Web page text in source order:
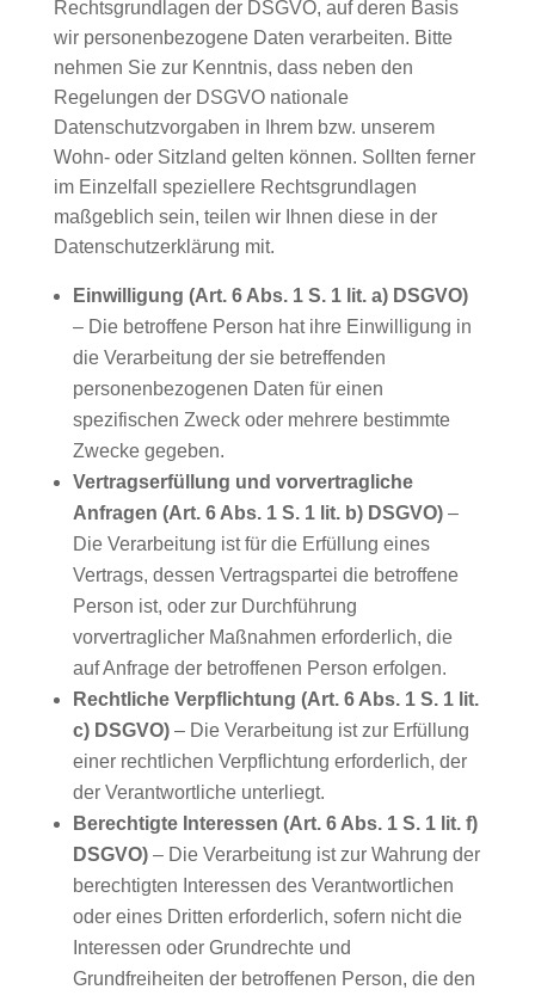
Rechtsgrundlagen der DSGVO, auf deren Basis
wir personenbezogene Daten verarbeiten. Bitte
nehmen Sie zur Kenntnis, dass neben den
Regelungen der DSGVO nationale
Datenschutzvorgaben in Ihrem bzw. unserem
Wohn- oder Sitzland gelten können. Sollten ferner
im Einzelfall speziellere Rechtsgrundlagen
maßgeblich sein, teilen wir Ihnen diese in der
Datenschutzerklärung mit.
Einwilligung (Art. 6 Abs. 1 S. 1 lit. a) DSGVO)
– Die betroffene Person hat ihre Einwilligung in
die Verarbeitung der sie betreffenden
personenbezogenen Daten für einen
spezifischen Zweck oder mehrere bestimmte
Zwecke gegeben.
Vertragserfüllung und vorvertragliche
Anfragen (Art. 6 Abs. 1 S. 1 lit. b) DSGVO)–
Die Verarbeitung ist für die Erfüllung eines
Vertrags, dessen Vertragspartei die betroffene
Person ist, oder zur Durchführung
vorvertraglicher Maßnahmen erforderlich, die
auf Anfrage der betroffenen Person erfolgen.
Rechtliche Verpflichtung (Art. 6 Abs. 1 S. 1 lit.
c) DSGVO)– Die Verarbeitung ist zur Erfüllung
einer rechtlichen Verpflichtung erforderlich, der
der Verantwortliche unterliegt.
Berechtigte Interessen (Art. 6 Abs. 1 S. 1 lit. f)
DSGVO)– Die Verarbeitung ist zur Wahrung der
berechtigten Interessen des Verantwortlichen
oder eines Dritten erforderlich, sofern nicht die
Interessen oder Grundrechte und
Grundfreiheiten der betroffenen Person, die den